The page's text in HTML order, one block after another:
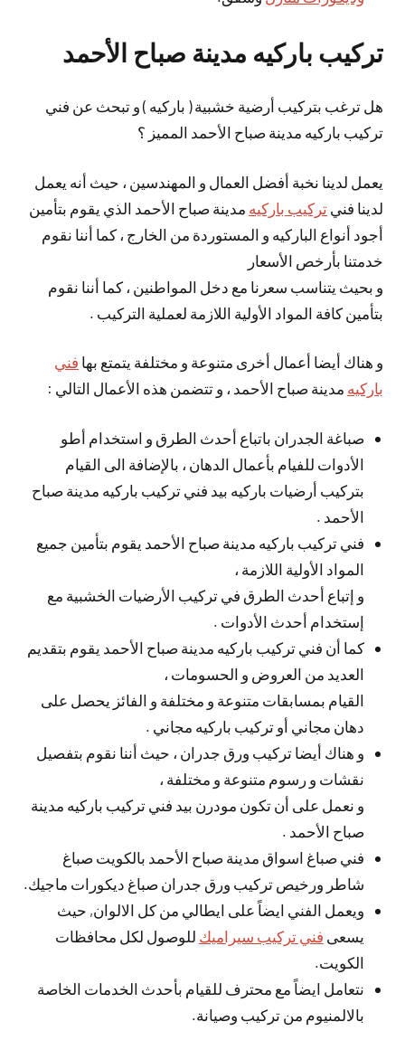
تركيب باركيه مدينة صباح الأحمد
هل ترغب بتركيب أرضية خشبية ( باركيه ) و تبحث عن فني
تركيب باركيه مدينة صباح الأحمد المميز ؟
يعمل لدينا نخبة أفضل العمال و المهندسين ، حيث أنه يعمل
لدينا فني تركيب باركيه مدينة صباح الأحمد الذي يقوم بتأمين
أجود أنواع الباركيه و المستوردة من الخارج ، كما أننا نقوم
خدمتنا بأرخص الأسعار
و بحيث يتناسب سعرنا مع دخل المواطنين ، كما أننا نقوم
بتأمين كافة المواد الأولية اللازمة لعملية التركيب .
و هناك أيضا أعمال أخرى متنوعة و مختلفة يتمتع بها فني
باركيه مدينة صباح الأحمد ، و تتضمن هذه الأعمال التالي :
صباغة الجدران باتباع أحدث الطرق و استخدام أطو
الأدوات للفيام بأعمال الدهان ، بالإضافة الى القيام
بتركيب أرضيات باركيه بيد فني تركيب باركيه مدينة صباح
الأحمد .
فني تركيب باركيه مدينة صباح الأحمد يقوم بتأمين جميع
المواد الأولية اللازمة ،
و إتباع أحدث الطرق في تركيب الأرضيات الخشبية مع
إستخدام أحدث الأدوات .
كما أن فني تركيب باركيه مدينة صباح الأحمد يقوم بتقديم
العديد من العروض و الحسومات ،
القيام بمسابقات متنوعة و مختلفة و الفائز يحصل على
دهان مجاني أو تركيب باركيه مجاني .
و هناك أيضا تركيب ورق جدران ، حيث أننا نقوم بتفصيل
نقشات و رسوم متنوعة و مختلفة ،
و نعمل على أن تكون مودرن بيد فني تركيب باركيه مدينة
صباح الأحمد .
فني صباغ اسواق مدينة صباح الأحمد بالكويت صباغ
شاطر ورخيص تركيب ورق جدران صباغ ديكورات ماجيك.
ويعمل الفني ايضاً على ايطالي من كل الالوان, حيث
يسعى فني تركيب سيراميك للوصول لكل محافظات
الكويت.
نتعامل ايضاً مع محترف للقيام بأحدث الخدمات الخاصة
بالالمنيوم من تركيب وصيانة.